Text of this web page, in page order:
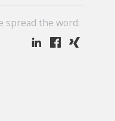
spread the word: